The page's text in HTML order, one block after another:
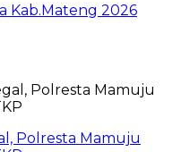
Kab.Mateng 2026
Polresta Mamuju